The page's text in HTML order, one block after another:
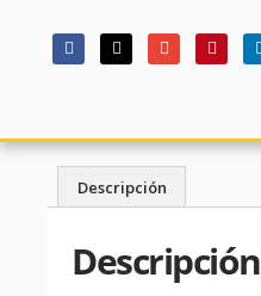
Descripción
Descripción